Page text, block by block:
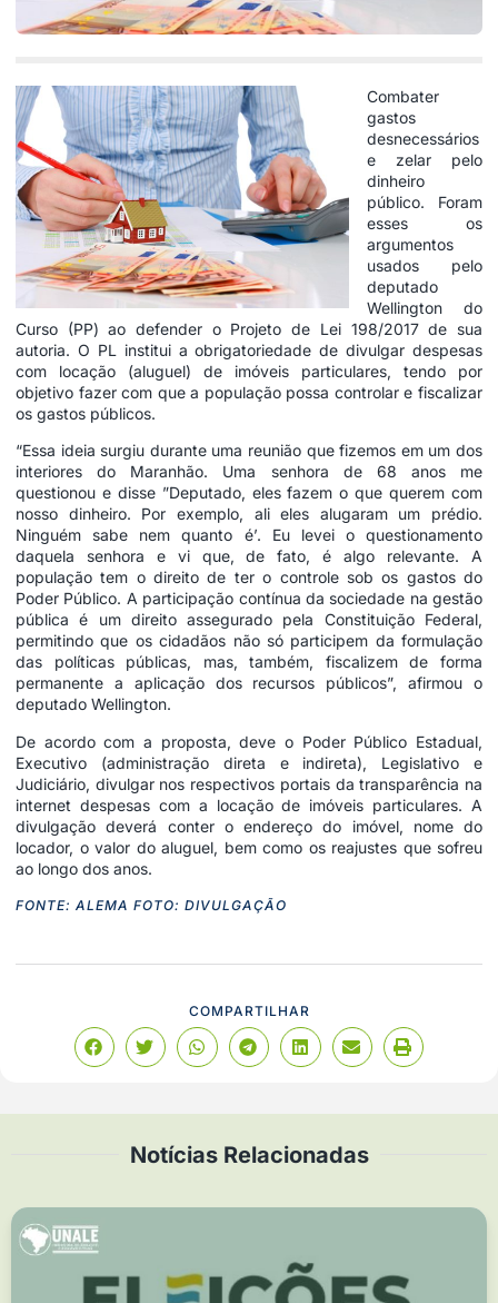
Combater
gastos
desnecessários
e zelar pelo
dinheiro
público. Foram
esses os
argumentos
usados pelo
deputado
Wellington do
Curso (PP) ao defender o Projeto de Lei 198/2017 de sua
autoria. O PL institui a obrigatoriedade de divulgar despesas
com locação (aluguel) de imóveis particulares, tendo por
objetivo fazer com que a população possa controlar e fiscalizar
os gastos públicos.
“Essa ideia surgiu durante uma reunião que fizemos em um dos
interiores do Maranhão. Uma senhora de 68 anos me
questionou e disse ”Deputado, eles fazem o que querem com
nosso dinheiro. Por exemplo, ali eles alugaram um prédio.
Ninguém sabe nem quanto é’. Eu levei o questionamento
daquela senhora e vi que, de fato, é algo relevante. A
população tem o direito de ter o controle sob os gastos do
Poder Público. A participação contínua da sociedade na gestão
pública é um direito assegurado pela Constituição Federal,
permitindo que os cidadãos não só participem da formulação
das políticas públicas, mas, também, fiscalizem de forma
permanente a aplicação dos recursos públicos”, afirmou o
deputado Wellington.
De acordo com a proposta, deve o Poder Público Estadual,
Executivo (administração direta e indireta), Legislativo e
Judiciário, divulgar nos respectivos portais da transparência na
internet despesas com a locação de imóveis particulares. A
divulgação deverá conter o endereço do imóvel, nome do
locador, o valor do aluguel, bem como os reajustes que sofreu
ao longo dos anos.
FONTE: ALEMA FOTO: DIVULGAÇÃO
COMPARTILHAR
Notícias Relacionadas